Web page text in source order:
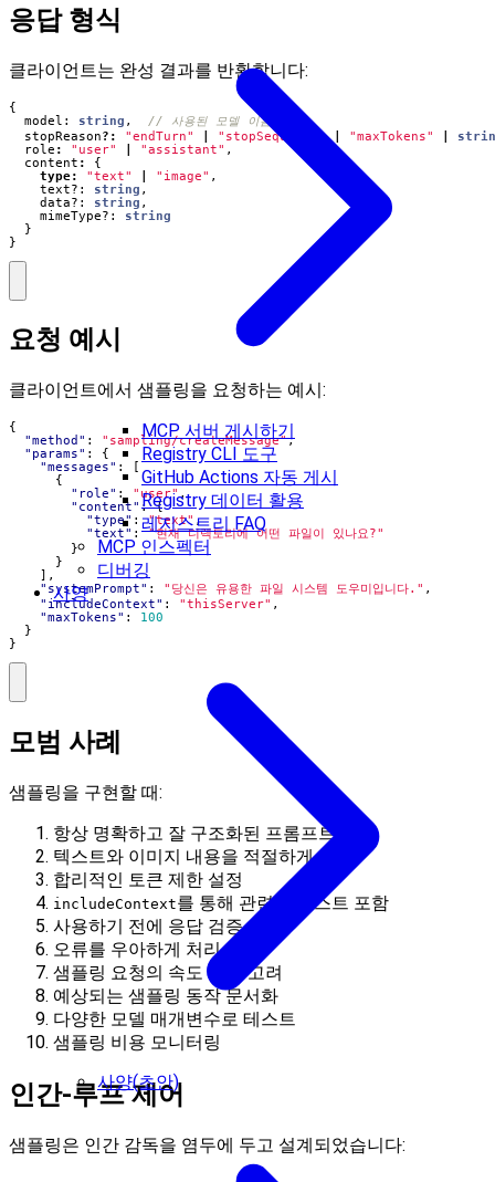
MCP 서버 게시하기
Registry CLI 도구
GitHub Actions 자동 게시
Registry 데이터 활용
레지스트리 FAQ
MCP 인스펙터
디버깅
사양
사양(초안)
응답 형식
클라이언트는 완성 결과를 반환합니다:
{
model : string ,
stopReason?: "endTurn" "stopSequence" "maxTokens"
role : "user" "assistant" ,
content :
{
type: "text" "image" ,
text? : string ,
data? : string ,
mimeType? : string
}
}
요청 예시
클라이언트에서 샘플링을 요청하는 예시:
{
"method" : "sampling/createMessage",
"params" :
{
"messages" :
{
"role" : "user" ,
"content" : {
"type" : "text" ,
"text" :
"현재 디렉토리에 어떤 파일이 있나요?"
}
}
],
"systemPrompt" : "당신은 유용한 파일 시스템 도우미입니다." ,
"includeContext" : "thisServer" ,
"maxTokens" :
100
}
}
모범 사례
샘플링을 구현할 때:
항상 명확하고 잘 구조화된 프롬프트 제공
텍스트와 이미지 내용을 적절하게 처리
합리적인 토큰 제한 설정
includeContext를 통해 관련 컨텍스트 포함
사용하기 전에 응답 검증
오류를 우아하게 처리
샘플링 요청의 속도 제한 고려
예상되는 샘플링 동작 문서화
다양한 모델 매개변수로 테스트
샘플링 비용 모니터링
인간-루프 제어
샘플링은 인간 감독을 염두에 두고 설계되었습니다: